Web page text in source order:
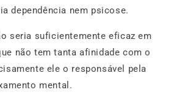
dependência nem psicose.
seria suficientemente eficaz em
não tem tanta afinidade com o
ele o responsável pela
mental.